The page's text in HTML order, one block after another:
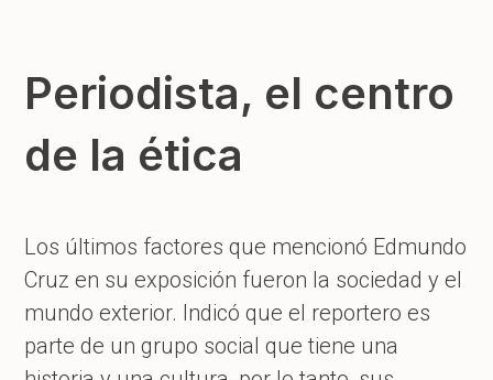
Periodista, el centro
de la ética
Los últimos factores que mencionó Edmundo
Cruz en su exposición fueron la sociedad y el
mundo exterior. Indicó que el reportero es
parte de un grupo social que tiene una